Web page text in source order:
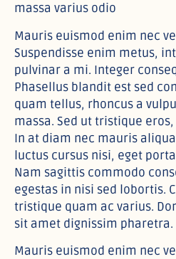
massa varius odio
Mauris euismod enim nec
Suspendisse enim metus,
pulvinar a mi. Integer
Phasellus blandit est sed
quam tellus, rhoncus a
massa. Sed ut tristique
In at diam nec mauris
luctus cursus nisi, eget
Nam sagittis commodo
egestas in nisi sed lobortis.
tristique quam ac varius.
sit amet dignissim pharetra.
Mauris euismod enim nec